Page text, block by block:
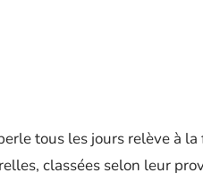
tous les jours relève à la
classées selon leur